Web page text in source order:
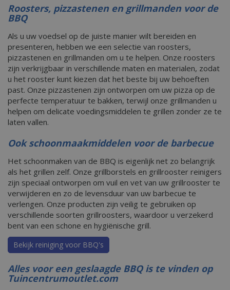
Roosters, pizzastenen en grillmanden voor de
BBQ
Als u uw voedsel op de juiste manier wilt bereiden en
presenteren, hebben we een selectie van roosters,
pizzastenen en grillmanden om u te helpen. Onze roosters
zijn verkrijgbaar in verschillende maten en materialen, zodat
u het rooster kunt kiezen dat het beste bij uw behoeften
past. Onze pizzastenen zijn ontworpen om uw pizza op de
perfecte temperatuur te bakken, terwijl onze grillmanden u
helpen om delicate voedingsmiddelen te grillen zonder ze te
laten vallen.
Ook schoonmaakmiddelen voor de barbecue
Het schoonmaken van de BBQ is eigenlijk net zo belangrijk
als het grillen zelf. Onze grillborstels en grillrooster reinigers
zijn speciaal ontworpen om vuil en vet van uw grillrooster te
verwijderen en zo de levensduur van uw barbecue te
verlengen. Onze producten zijn veilig te gebruiken op
verschillende soorten grillroosters, waardoor u verzekerd
bent van een schone en hygiënische grill.
Bekijk reiniging voor BBQ's
Alles voor een geslaagde BBQ is te vinden op
Tuincentrumoutlet.com